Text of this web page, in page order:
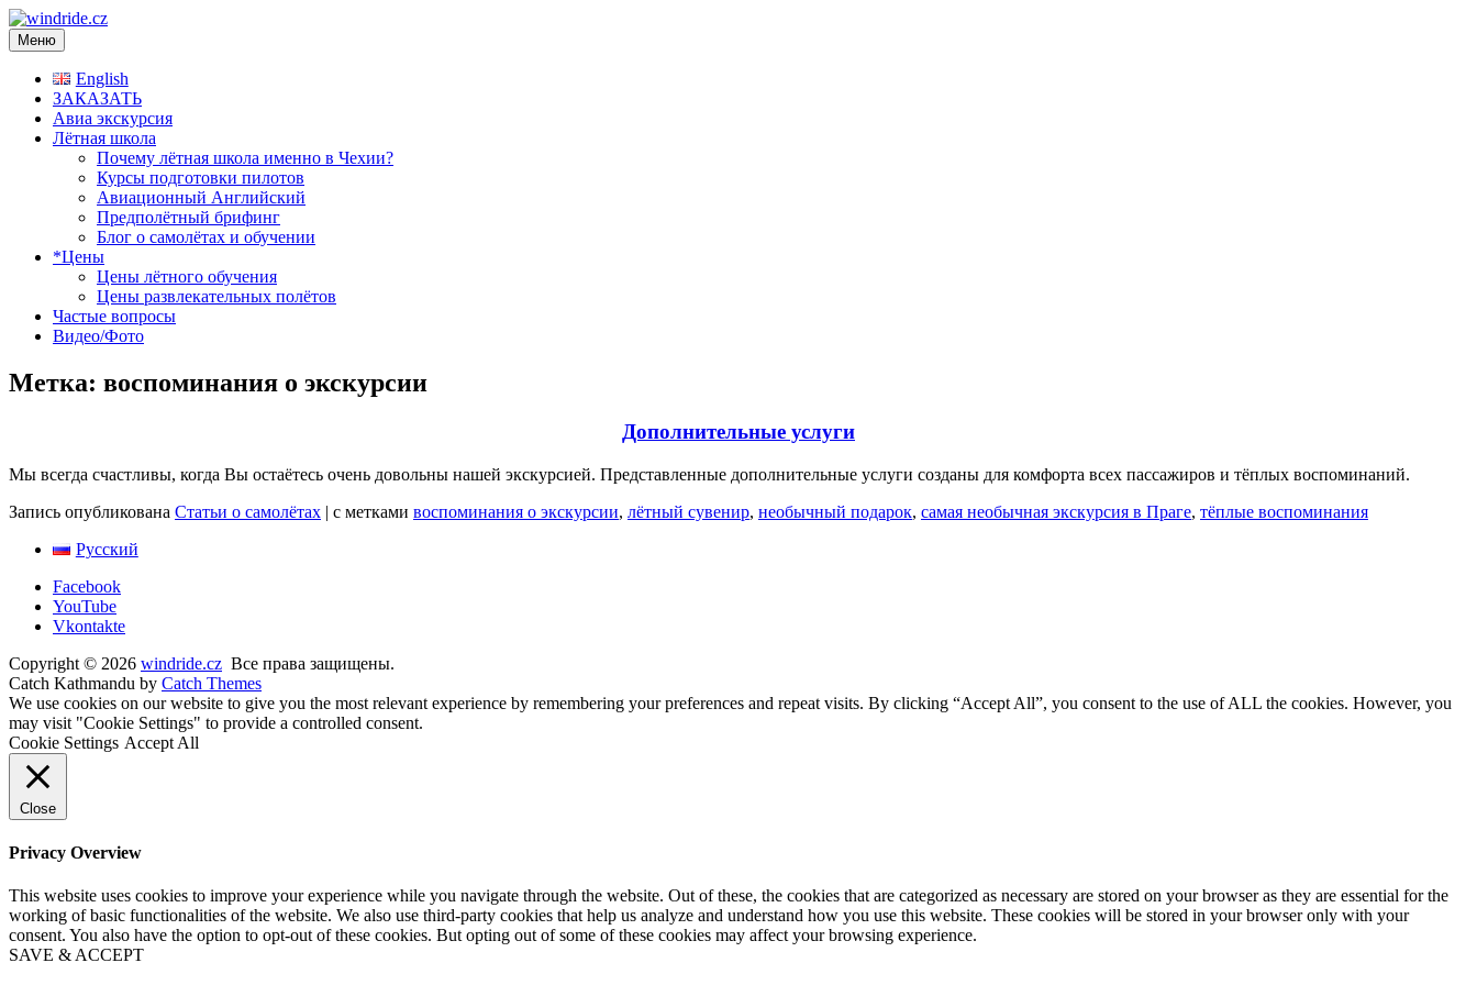
windride.cz
Лётная школа — Полеты на частном самолёте над Прагой. Романтика в воздухе. Необычная экскурсия. Что делать в Праге Настоящий экстрим. Лётное училище в Чехии
Меню
English
ЗАКАЗАТЬ
Авиа экскурсия
Лётная школа
Почему лётная школа именно в Чехии?
Курсы подготовки пилотов
Авиационный Английский
Предполётный брифинг
Блог о самолётах и обучении
*Цены
Цены лётного обучения
Цены развлекательных полётов
Частые вопросы
Видео/Фото
Метка: воспоминания о экскурсии
Дополнительные услуги
Мы всегда счастливы, когда Вы остаётесь очень довольны нашей экскурсией. Представленные дополнительные услуги созданы для комфорта всех пассажиров и тёплых воспоминаний.
Запись опубликована Статьи о самолётах | с метками воспоминания о экскурсии, лётный сувенир, необычный подарок, самая необычная экскурсия в Праге, тёплые воспоминания
Русский
Facebook
YouTube
Vkontakte
Copyright © 2026 windride.cz Все права защищены.
Catch Kathmandu by Catch Themes
Прокрутить
вверх
We use cookies on our website to give you the most relevant experience by remembering your preferences and repeat visits. By clicking “Accept All”, you consent to the use of ALL the cookies. However, you
may visit "Cookie Settings" to provide a controlled consent.
Cookie Settings Accept All
Close
Privacy Overview
This website uses cookies to improve your experience while you navigate through the website. Out of these, the cookies that are categorized as necessary are stored on your browser as they are essential for the
working of basic functionalities of the website. We also use third-party cookies that help us analyze and understand how you use this website. These cookies will be stored in your browser only with your
consent. You also have the option to opt-out of these cookies. But opting out of some of these cookies may affect your browsing experience.
SAVE & ACCEPT